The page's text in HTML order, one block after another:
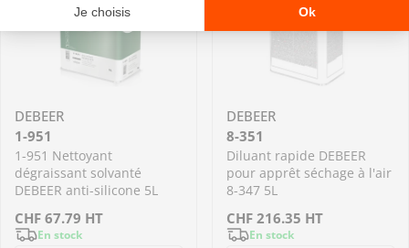
DEBEER
1-951
1-951 Nettoyant
dégraissant solvanté
DEBEER anti-silicone 5L
Prix
CHF 67.79 HT
En stock
DEBEER
8-351
Diluant rapide DEBEER
pour apprêt séchage à l'air
8-347 5L
Prix
CHF 216.35 HT
En stock